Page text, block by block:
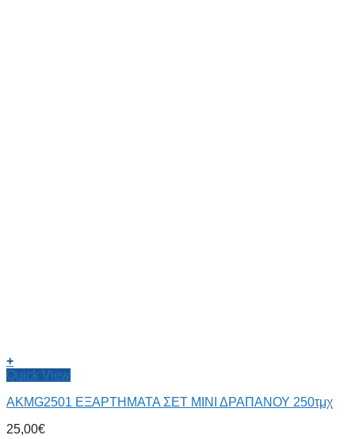
+
Quick View
AKMG2501 ΕΞΑΡΤΗΜΑΤΑ ΣΕΤ ΜΙΝΙ ΔΡΑΠΑΝΟΥ 250τμχ
25,00€